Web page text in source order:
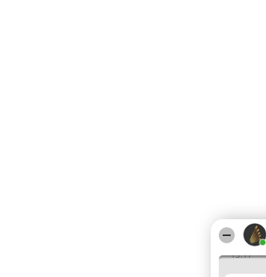
13:17